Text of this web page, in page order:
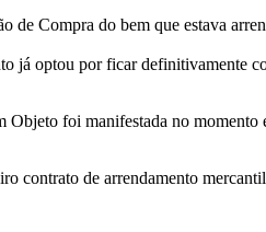
Compra do bem que estava
já optou por ficar definitivamente
Objeto foi manifestada no
contrato de arrendamento